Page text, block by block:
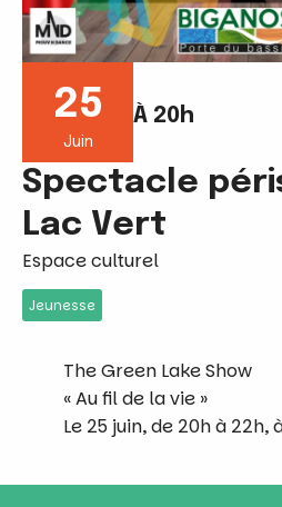
25
Juin
À 20h
Spectacle
Lac Vert
Espace culturel
Jeunesse
The Green Lake Show
« Au fil de la vie »
Le 25 juin, de 20h à 22h,